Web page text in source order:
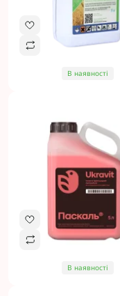
В наявності
В наявності